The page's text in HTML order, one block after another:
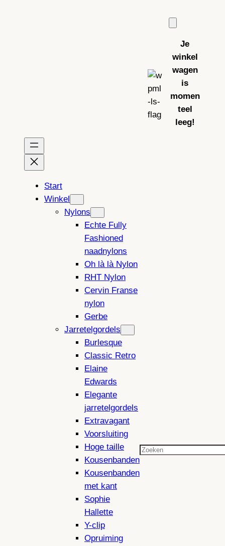
Je
winkel
wagen
is
momen
teel
leeg!
Start
Winkel
Nylons
Echte Fully
Fashioned
naadnylons
Oh là là Nylon
RHT Nylon
Cervin Franse
nylon
Gerbe
Jarretelgordels
Burlesque
Classic Retro
Elaine
Edwards
Elegante
jarretelgordels
Extravagant
Voorsluiting
Hoge taille
Kousenbanden
Kousenbanden
met kant
Sophie
Hallette
Y-clip
Opruiming
Zoeken